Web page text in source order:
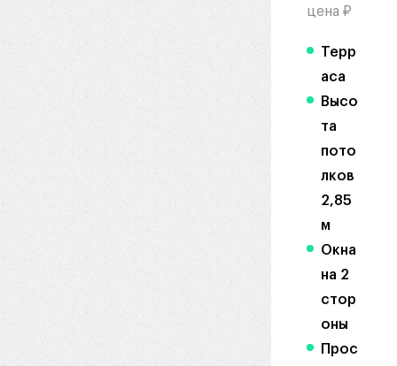
цена ₽
Терр
аса
Высо
та
пото
лков
2,85
м
Окна
на 2
стор
оны
Прос